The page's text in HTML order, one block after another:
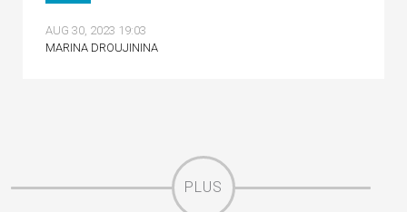
AUG 30, 2023 19:03
MARINA DROUJININA
PLUS